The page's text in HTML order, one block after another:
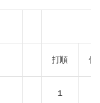
打順 位
１